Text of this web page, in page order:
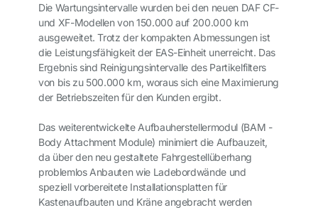
Die Wartungsintervalle wurden bei den neuen DAF CF-
und XF-Modellen von 150.000 auf 200.000 km
ausgeweitet. Trotz der kompakten Abmessungen ist
die Leistungsfähigkeit der EAS-Einheit unerreicht. Das
Ergebnis sind Reinigungsintervalle des Partikelfilters
von bis zu 500.000 km, woraus sich eine Maximierung
der Betriebszeiten für den Kunden ergibt.
Das weiterentwickelte Aufbauherstellermodul (BAM -
Body Attachment Module) minimiert die Aufbauzeit,
da über den neu gestaltete Fahrgestellüberhang
problemlos Anbauten wie Ladebordwände und
speziell vorbereitete Installationsplatten für
Kastenaufbauten und Kräne angebracht werden